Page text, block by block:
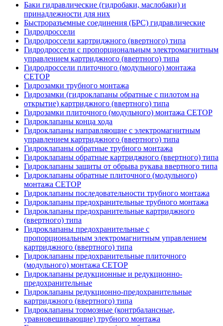
Баки гидравлические (гидробаки, маслобаки) и
принадлежности для них
Быстроразъемные соединения (БРС) гидравлические
Гидродроссели
Гидродроссели картриджного (ввертного) типа
Гидродроссели с пропорциональным электромагнитным
управлением картриджного (ввертного) типа
Гидродроссели плиточного (модульного) монтажа
CETOP
Гидрозамки трубного монтажа
Гидрозамки (гидроклапаны обратные с пилотом на
открытие) картриджного (ввертного) типа
Гидрозамки плиточного (модульного) монтажа CETOP
Гидроклапаны конца хода
Гидроклапаны направляющие с электромагнитным
управлением картриджного (ввертного) типа
Гидроклапаны обратные трубного монтажа
Гидроклапаны обратные картриджного (ввертного) типа
Гидроклапаны защиты от обрыва рукава ввертного типа
Гидроклапаны обратные плиточного (модульного)
монтажа CETOP
Гидроклапаны последовательности трубного монтажа
Гидроклапаны предохранительные трубного монтажа
Гидроклапаны предохранительные картриджного
(ввертного) типа
Гидроклапаны предохранительные с
пропорциональным электромагнитным управлением
картриджного (ввертного) типа
Гидроклапаны предохранительные плиточного
(модульного) монтажа CETOP
Гидроклапаны редукционные и редукционно-
предохранительные
Гидроклапаны редукционно-предохранительные
картриджного (ввертного) типа
Гидроклапаны тормозные (контрбалансные,
уравновешивающие) трубного монтажа